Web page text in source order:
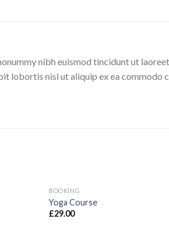
nibh euismod tincidunt ut
lobortis nisl ut aliquip ex ea commodo
BOOKING
Yoga Course
£29.00